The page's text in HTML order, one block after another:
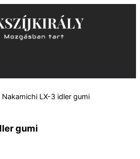
Nakamichi LX-3 idler gumi
gumi